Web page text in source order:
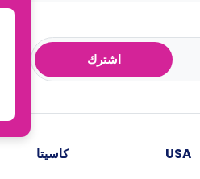
اشترك
USA كاسيتا